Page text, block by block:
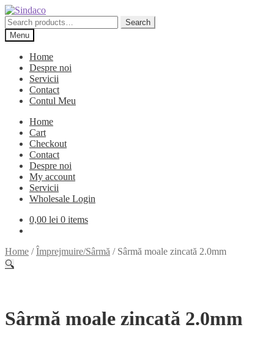
Skip
to
navigation
Skip
to
content
Search
for:
Search
Menu
Home
Despre noi
Servicii
Contact
Contul Meu
Home
Cart
Checkout
Contact
Despre noi
My account
Servicii
Wholesale Login
0,00 lei 0 items
Home /Împrejmuire/Sârmă / Sârmă moale zincată 2.0mm
🔍
Sârmă moale zincată 2.0mm